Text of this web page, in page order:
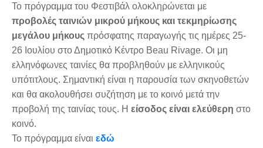
To πρόγραμμα του Φεστιβάλ ολοκληρώνεται με
προβολές ταινιών μικρού μήκους και τεκμηρίωσης
μεγάλου μήκους πρόσφατης παραγωγής τις ημέρες 25-
26 Ιουλίου στο Δημοτικό Κέντρο Beau Rivage. Οι μη
ελληνόφωνες ταινίες θα προβληθούν με ελληνικούς
υπότιτλους. Σημαντική είναι η παρουσία των σκηνοθετών
και θα ακολουθήσει συζήτηση με το κοινό μετά την
προβολή της ταινίας τους. H είσοδος είναι ελεύθερη στο
κοινό.
Το πρόγραμμα είναι εδώ